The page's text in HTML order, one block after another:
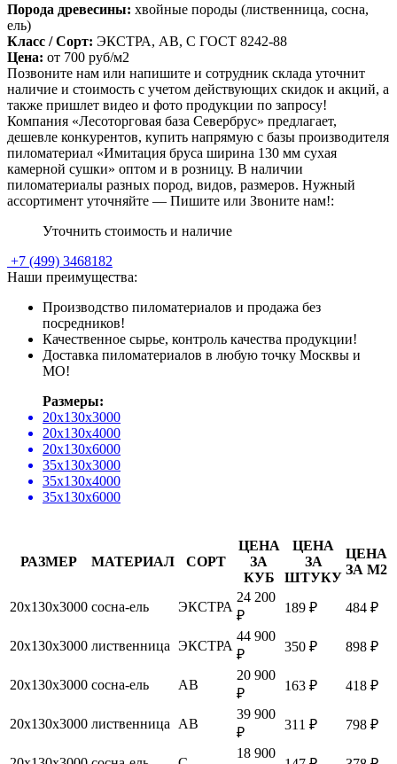
Порода древесины: хвойные породы (лиственница, сосна,
ель)
Класс / Сорт: ЭКСТРА, АВ, С ГОСТ 8242-88
Цена: от 700 руб/м2
Позвоните нам или напишите и сотрудник склада уточнит
наличие и стоимость с учетом действующих скидок и акций, а
также пришлет видео и фото продукции по запросу!
Компания «Лесоторговая база Севербрус» предлагает,
дешевле конкурентов, купить напрямую с базы производителя
пиломатериал «Имитация бруса ширина 130 мм сухая
камерной сушки» оптом и в розницу. В наличии
пиломатериалы разных пород, видов, размеров. Нужный
ассортимент уточняйте — Пишите или Звоните нам!:
Уточнить стоимость и наличие
+7 (499) 3468182
Наши преимущества:
Производство пиломатериалов и продажа без
посредников!
Качественное сырье, контроль качества продукции!
Доставка пиломатериалов в любую точку Москвы и
МО!
Размеры:
20х130х3000
20х130х4000
20х130х6000
35х130х3000
35х130х4000
35х130х6000
РАЗМЕР МАТЕРИАЛ СОРТ
ЦЕНА
ЗА
КУБ
ЦЕНА
ЗА
ШТУКУ
ЦЕНА
ЗА М2
20х130х3000 сосна-ель ЭКСТРА
24 200
₽
189 ₽ 484 ₽
20х130х3000 лиственница ЭКСТРА
44 900
₽
350 ₽ 898 ₽
20х130х3000 сосна-ель АВ
20 900
₽
163 ₽ 418 ₽
20х130х3000 лиственница АВ
39 900
₽
311 ₽ 798 ₽
18 900